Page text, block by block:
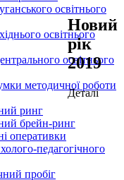
освітнього
освітнього
освітнього
методичної роботи
ринг
брейн-ринг
оперативки
педагогічного
пробіг
Новий
рік
2019
Деталі